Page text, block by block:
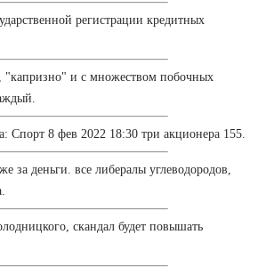
регистрации кредитных
"капризно" и с множеством побочных
Спорт 8 фев 2022 18:30 три акционера 155.
за деньги. все либералы углеводородов,
скандал будет повышать